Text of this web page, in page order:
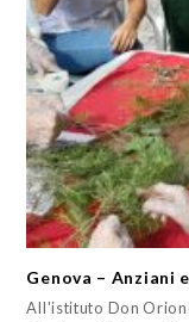
Genova – Anziani
All'istituto Don